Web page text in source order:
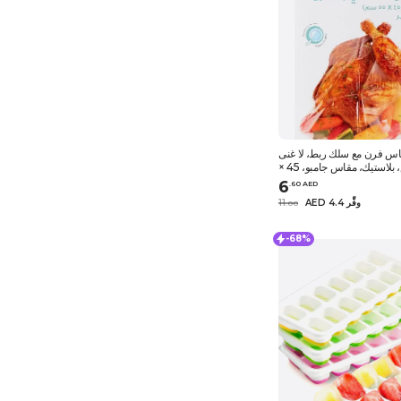
فرن مع سلك ربط، لا غنى
عنها، تحميص، بلاستيك، مقاس جامبو، 45 ×
6 60 AED
11.00 AED 4.4 وفِّر
-68%